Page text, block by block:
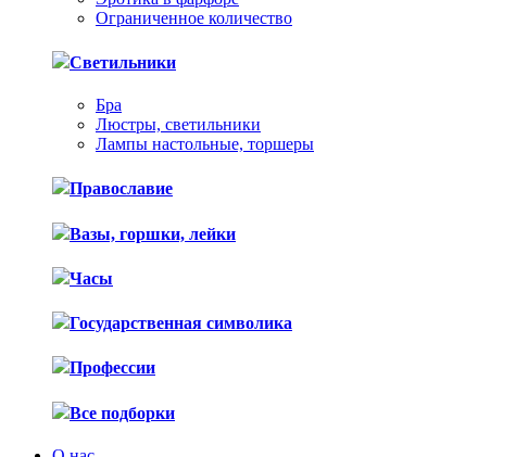
Ограниченное количество
Светильники
Бра
Люстры, светильники
Лампы настольные, торшеры
Православие
Вазы, горшки, лейки
Часы
Государственная символика
Профессии
Все подборки